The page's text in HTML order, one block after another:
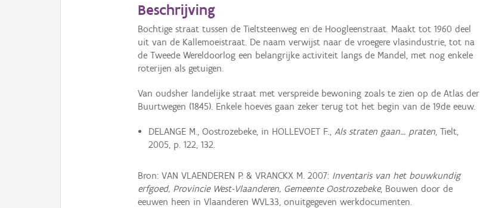
Beschrijving
Bochtige straat tussen de Tieltsteenweg en de Hoogleenstraat. Maakt tot 1960 deel
uit van de Kallemoeistraat. De naam verwijst naar de vroegere vlasindustrie, tot na
de Tweede Wereldoorlog een belangrijke activiteit langs de Mandel, met nog enkele
roterijen als getuigen.
Van oudsher landelijke straat met verspreide bewoning zoals te zien op de Atlas der
Buurtwegen (1845). Enkele hoeves gaan zeker terug tot het begin van de 19de eeuw.
DELANGE M., Oostrozebeke, in HOLLEVOET F., Als straten gaan… praten, Tielt,
2005, p. 122, 132.
Bron: VAN VLAENDEREN P. & VRANCKX M. 2007: Inventaris van het bouwkundig
erfgoed, Provincie West-Vlaanderen, Gemeente Oostrozebeke, Bouwen door de
eeuwen heen in Vlaanderen WVL33, onuitgegeven werkdocumenten.